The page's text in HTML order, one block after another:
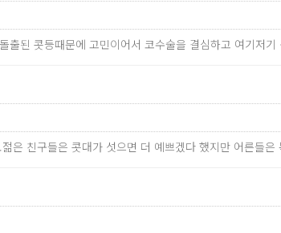
된 콧등때문에 고민이어서 코수술을 결심하고 여기저
은 친구들은 콧대가 섯으면 더 예쁘겠다 했지만 어른들